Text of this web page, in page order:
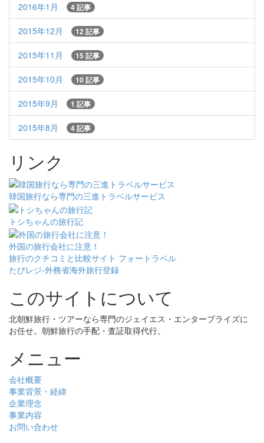
2016年1月 4 記事
2015年12月 12 記事
2015年11月 15 記事
2015年10月 10 記事
2015年9月 1 記事
2015年8月 4 記事
リンク
韓国旅行なら専門の三進トラベルサービス
トシちゃんの旅行記
外国の旅行会社に注意！
旅行のクチコミと比較サイト フォートラベル
たびレジ-外務省海外旅行登録
このサイトについて
北朝鮮旅行・ツアーなら専門のジェイエス・エンタープライズに
お任せ。朝鮮旅行の手配・査証取得代行。
メニュー
会社概要
事業背景・経緯
企業理念
事業内容
お問い合わせ